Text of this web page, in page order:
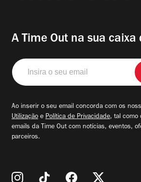
A Time Out na sua caixa
Insira
o
seu
Ao inserir o seu email concorda com os
Utilização e Política de Privacidade, tal como
emails da Time Out com notícias, eventos,
parceiros.